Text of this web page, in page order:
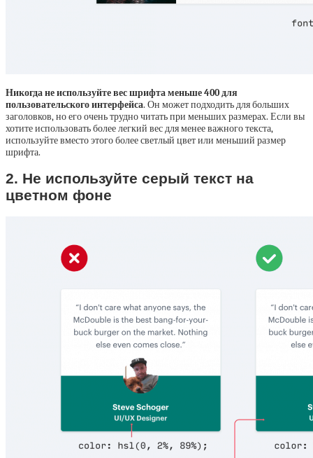
Никогда не используйте вес шрифта меньше 400 для
пользовательского интерфейса. Он может подходить для больших
заголовков, но его очень трудно читать при меньших размерах. Если вы
хотите использовать более легкий вес для менее важного текста,
используйте вместо этого более светлый цвет или меньший размер
шрифта.
2. Не используйте серый текст на
цветном фоне